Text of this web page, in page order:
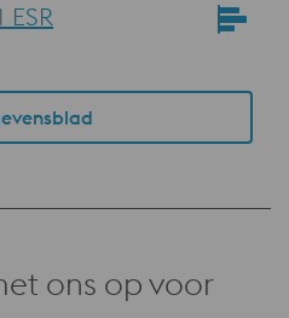
ons op voor